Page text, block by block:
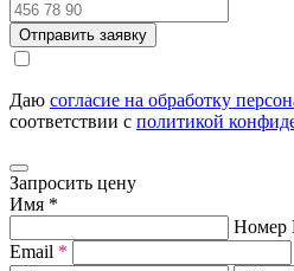
Отправить заявку
Даю согласие на обработку
соответствии с политикой
Запросить цену
Имя *
Номер
Email *